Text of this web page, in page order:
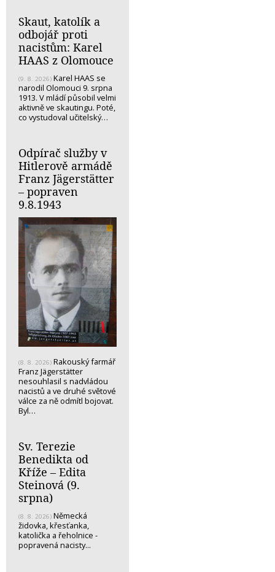
Skaut, katolík a
odbojář proti
nacistům: Karel
HAAS z Olomouce
(9. 8. 2026) Karel HAAS se
narodil Olomouci 9. srpna
1913. V mládí působil velmi
aktivně ve skautingu. Poté,
co vystudoval učitelský…
Odpírač služby v
Hitlerově armádě
Franz Jägerstätter
– popraven
9.8.1943
(8. 8. 2026) Rakouský farmář
Franz Jägerstätter
nesouhlasil s nadvládou
nacistů a ve druhé světové
válce za ně odmítl bojovat.
Byl…
Sv. Terezie
Benedikta od
Kříže – Edita
Steinová (9.
srpna)
(8. 8. 2026) Německá
židovka, křesťanka,
katolička a řeholnice -
popravená nacisty...